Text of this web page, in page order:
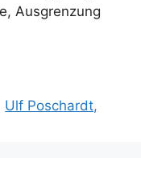
Ausgrenzung
Ulf Poschardt,